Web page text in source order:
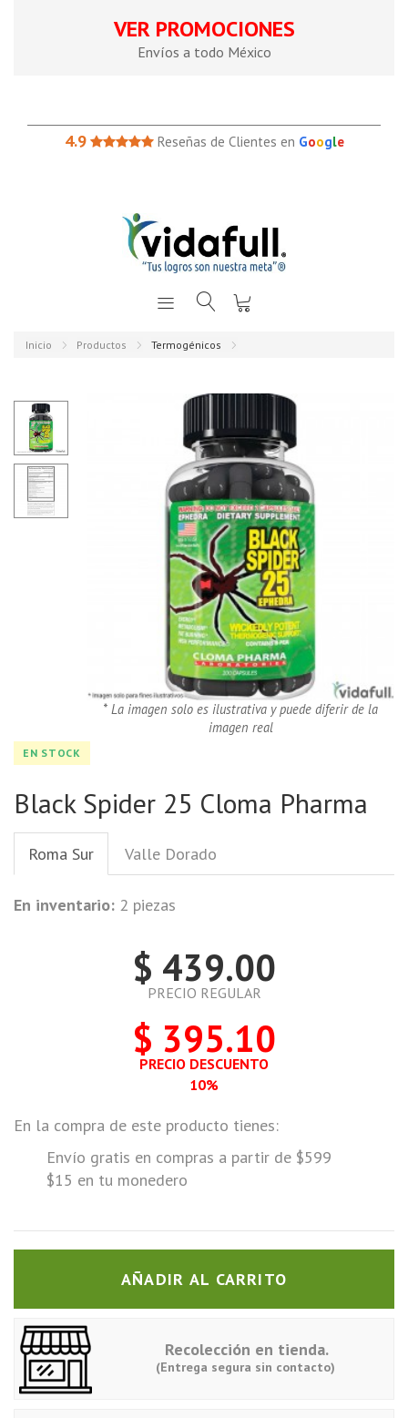
VER PROMOCIONES
Envíos a todo México
4.9 Reseñas de Clientes en Google
Inicio Productos Termogénicos
* La imagen solo es ilustrativa y puede diferir de la
imagen real
EN STOCK
Black Spider 25 Cloma Pharma
Roma Sur Valle Dorado
En inventario: 2 piezas
$ 439.00
PRECIO REGULAR
$ 395.10
PRECIO DESCUENTO
10%
En la compra de este producto tienes:
Envío gratis en compras a partir de $599
$15 en tu monedero
AÑADIR AL CARRITO
Recolección en tienda.
(Entrega segura sin contacto)